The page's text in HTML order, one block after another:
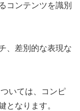
コンテンツを識別
、差別的な表現な
いては、コンピ
となります。